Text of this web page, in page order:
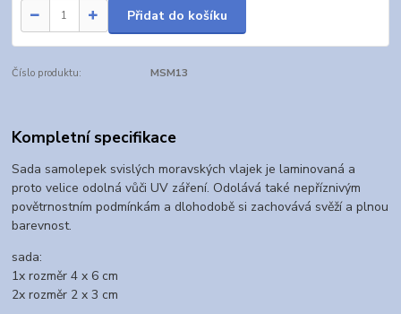
Přidat do košíku
Číslo produktu: MSM13
Kompletní specifikace
Sada samolepek svislých moravských vlajek je laminovaná a
proto velice odolná vůči UV záření. Odolává také nepříznivým
povětrnostním podmínkám a dlohodobě si zachovává svěží a plnou
barevnost.
sada:
1x rozměr 4 x 6 cm
2x rozměr 2 x 3 cm